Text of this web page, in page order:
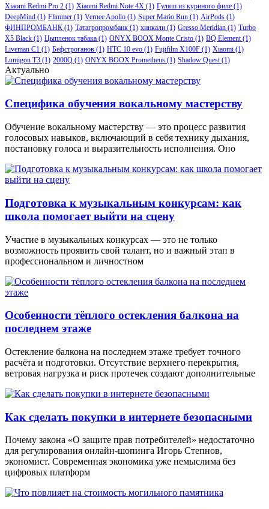
Xiaomi Redmi Pro 2 (1) Xiaomi Redmi Note 4X (1) Гуляш из куриного филе (1)
DeepMind (1) Flimmer (1) Vernee Apollo (1) Super Mario Run (1) AirPods (1)
ФИНПРОМБАНК (1) Татагропромбанк (1) хинкали (1) Gresso Meridian (1) Turbo
X5 Black (1) Цыпленок табака (1) ONYX BOOX Monte Cristo (1) BQ Element (1)
Liveman C1 (1) Бефстроганов (1) HTC 10 evo (1) Fujifilm X100F (1) Xiaomi (1)
Lumigon T3 (1) 2000Q (1) ONYX BOOX Prometheus (1) Shadow Quest (1)
Актуально
Специфика обучения вокальному мастерству
Обучение вокальному мастерству — это процесс развития
голосовых навыков, включающий в себя технику дыхания,
постановку голоса и выразительность исполнения. Оно
Подготовка к музыкальным конкурсам: как
школа помогает выйти на сцену
Участие в музыкальных конкурсах — это не только
возможность проявить свой талант, но и важный этап в
профессиональном и личностном
Особенности тёплого остекления балкона на
последнем этаже
Остекление балкона на последнем этаже требует точного
расчёта и подготовки. Отсутствие верхнего перекрытия,
ветровая нагрузка и риск протечек создают дополнительные
Как сделать покупки в интернете безопасными
Почему закона «О защите прав потребителей» недостаточно
для регулирования онлайн-шопинга Игорь Степнов,
экономист. Современная экономика уже немыслима без
цифровых платформ